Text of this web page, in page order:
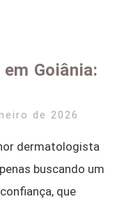
Goiânia:
de 2026
dermatologista
buscando um
que